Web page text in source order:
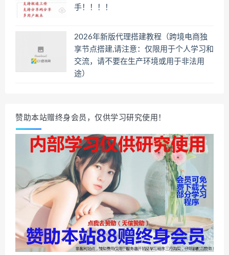
手！！！！
2026年新版代理搭建教程（跨境电商独
享节点搭建,请注意：仅限用于个人学习和
交流，请不要在生产环境或用于非法用
途）
赞助本站赠终身会员，仅供学习研究使用！